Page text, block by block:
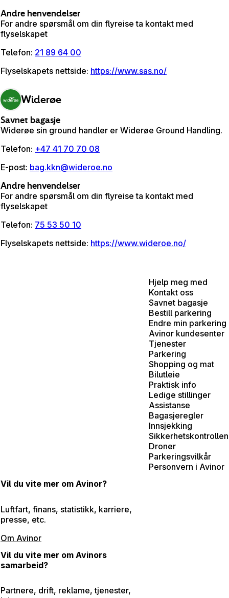
Andre henvendelser
For andre spørsmål om din flyreise ta kontakt med
flyselskapet
Telefon: 21 89 64 00
Flyselskapets nettside: https://www.sas.no/
Widerøe
Savnet bagasje
Widerøe sin ground handler er Widerøe Ground Handling.
Telefon: +47 41 70 70 08
E-post: bag.kkn@wideroe.no
Andre henvendelser
For andre spørsmål om din flyreise ta kontakt med
flyselskapet
Telefon: 75 53 50 10
Flyselskapets nettside: https://www.wideroe.no/
Hjelp meg med
Kontakt oss
Savnet bagasje
Bestill parkering
Endre min parkering
Avinor kundesenter
Tjenester
Parkering
Shopping og mat
Bilutleie
Praktisk info
Ledige stillinger
Assistanse
Bagasjeregler
Innsjekking
Sikkerhetskontrollen
Droner
Parkeringsvilkår
Personvern i Avinor
Vil du vite mer om Avinor?
Luftfart, finans, statistikk, karriere,
presse, etc.
Om Avinor
Vil du vite mer om Avinors
samarbeid?
Partnere, drift, reklame, tjenester,